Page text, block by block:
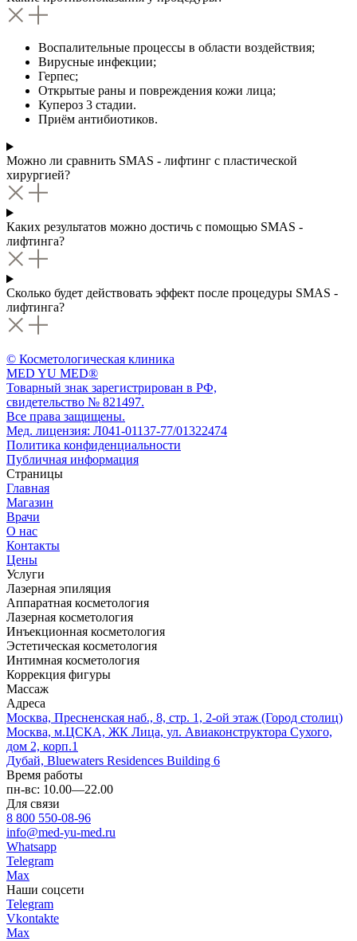
Воспалительные процессы в области воздействия;
Вирусные инфекции;
Герпес;
Открытые раны и повреждения кожи лица;
Купероз 3 стадии.
Приём антибиотиков.
Можно ли сравнить SMAS - лифтинг с пластической
хирургией?
Каких результатов можно достичь с помощью SMAS -
лифтинга?
Сколько будет действовать эффект после процедуры SMAS -
лифтинга?
© Косметологическая клиника
MED YU MED®
Товарный знак зарегистрирован в РФ,
свидетельство № 821497.
Все права защищены.
Мед. лицензия: Л041-01137-77/01322474
Политика конфиденциальности
Публичная информация
Страницы
Главная
Магазин
Врачи
О нас
Контакты
Цены
Услуги
Лазерная эпиляция
Аппаратная косметология
Лазерная косметология
Инъекционная косметология
Эстетическая косметология
Интимная косметология
Коррекция фигуры
Массаж
Адреса
Москва, Пресненская наб., 8, стр. 1, 2-ой этаж (Город столиц)
Москва, м.ЦСКА, ЖК Лица, ул. Авиаконструктора Сухого,
дом 2, корп.1
Дубай, Bluewaters Residences Building 6
Время работы
пн-вс: 10.00—22.00
Для связи
8 800 550-08-96
info@med-yu-med.ru
Whatsapp
Telegram
Max
Наши соцсети
Telegram
Vkontakte
Max